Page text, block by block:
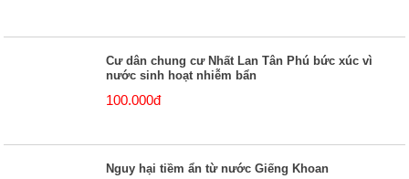
Cư dân chung cư Nhất Lan Tân Phú bức xúc vì
nước sinh hoạt nhiễm bẩn
100.000đ
Nguy hại tiềm ẩn từ nước Giếng Khoan